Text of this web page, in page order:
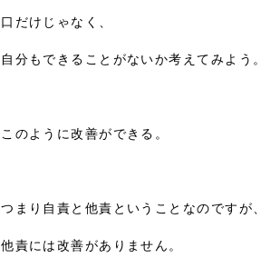
口だけじゃなく、
自分もできることがないか考えてみよう。
このように改善ができる。
つまり自責と他責ということなのですが、
他責には改善がありません。